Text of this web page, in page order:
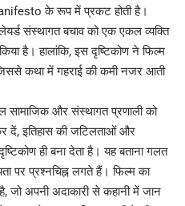
के रूप में प्रकट होती है।
संस्थागत बचाव को एक एकल व्यक्ति
है। हालांकि, इस दृष्टिकोण ने फिल्म
कथा में गहराई की कमी नजर आती
सामाजिक और संस्थागत प्रणाली को
दें, इतिहास की जटिलताओं और
ही बना देता है। यह बताना गलत
पर प्रश्नचिह्न लगते हैं। फिल्म का
जो अपनी अदाकारी से कहानी में जान